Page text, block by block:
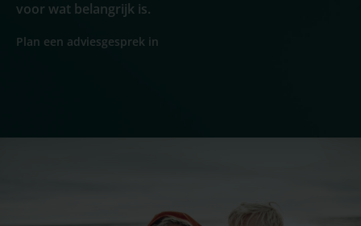
voor wat belangrijk is.
Plan een adviesgesprek in